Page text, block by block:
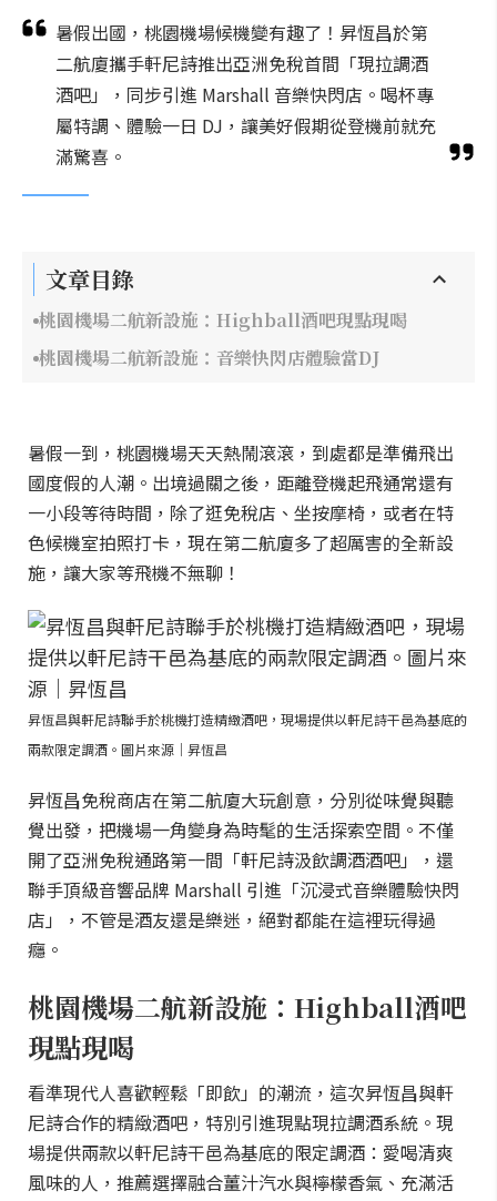
暑假出國，桃園機場候機變有趣了！昇恆昌於第
二航廈攜手軒尼詩推出亞洲免稅首間「現拉調酒
酒吧」，同步引進 Marshall 音樂快閃店。喝杯專
屬特調、體驗一日 DJ，讓美好假期從登機前就充
滿驚喜。
文章目錄
桃園機場二航新設施：Highball酒吧現點現喝
桃園機場二航新設施：音樂快閃店體驗當DJ
暑假一到，桃園機場天天熱鬧滾滾，到處都是準備飛出
國度假的人潮。出境過關之後，距離登機起飛通常還有
一小段等待時間，除了逛免稅店、坐按摩椅，或者在特
色候機室拍照打卡，現在第二航廈多了超厲害的全新設
施，讓大家等飛機不無聊！
昇恆昌與軒尼詩聯手於桃機打造精緻酒吧，現場提供以軒尼詩干邑為基底的
兩款限定調酒。圖片來源｜昇恆昌
昇恆昌免稅商店在第二航廈大玩創意，分別從味覺與聽
覺出發，把機場一角變身為時髦的生活探索空間。不僅
開了亞洲免稅通路第一間「軒尼詩汲飲調酒酒吧」，還
聯手頂級音響品牌 Marshall 引進「沉浸式音樂體驗快閃
店」，不管是酒友還是樂迷，絕對都能在這裡玩得過
癮。
桃園機場二航新設施：Highball酒吧
現點現喝
看準現代人喜歡輕鬆「即飲」的潮流，這次昇恆昌與軒
尼詩合作的精緻酒吧，特別引進現點現拉調酒系統。現
場提供兩款以軒尼詩干邑為基底的限定調酒：愛喝清爽
風味的人，推薦選擇融合薑汁汽水與檸檬香氣、充滿活